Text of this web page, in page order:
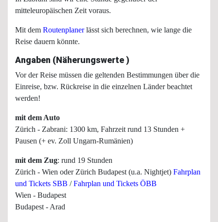
mitteleuropäischen Zeit voraus.
Mit dem Routenplanerlässt sich berechnen, wie lange die
Reise dauern könnte.
Angaben (Näherungswerte )
Vor der Reise müssen die geltenden Bestimmungen über die
Einreise, bzw. Rückreise in die einzelnen Länder beachtet
werden!
mit dem Auto
Zürich - Zabrani: 1300 km, Fahrzeit rund 13 Stunden +
Pausen (+ ev. Zoll Ungarn-Rumänien)
mit dem Zug: rund 19 Stunden
Zürich - Wien oder Zürich Budapest (u.a. Nightjet) Fahrplan
und Tickets SBB /Fahrplan und Tickets ÖBB
Wien - Budapest
Budapest - Arad